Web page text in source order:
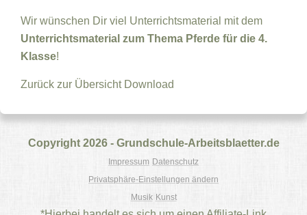
Wir wünschen Dir viel Unterrichtsmaterial mit dem
Unterrichtsmaterial zum Thema Pferde für die 4.
Klasse!
Zurück zur Übersicht Download
Copyright 2026 - Grundschule-Arbeitsblaetter.de
Impressum Datenschutz
Privatsphäre-Einstellungen ändern
Musik Kunst